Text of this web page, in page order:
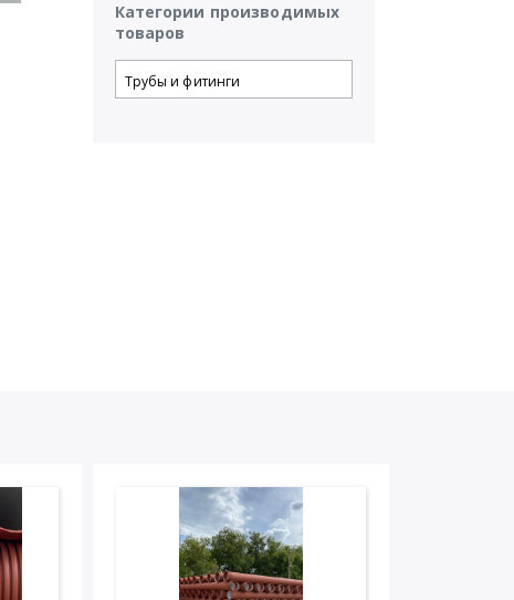
Категории производимых
товаров
Трубы и фитинги